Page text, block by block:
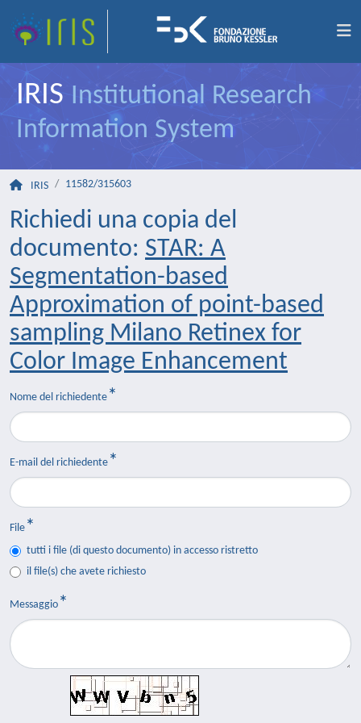
IRIS Institutional Research
Information System
IRIS 11582/315603
Richiedi una copia del
documento: STAR: A
Segmentation-based
Approximation of point-based
sampling Milano Retinex for
Color Image Enhancement
Nome del richiedente
E-mail del richiedente
File
tutti i file (di questo documento) in accesso ristretto
il file(s) che avete richiesto
Messaggio